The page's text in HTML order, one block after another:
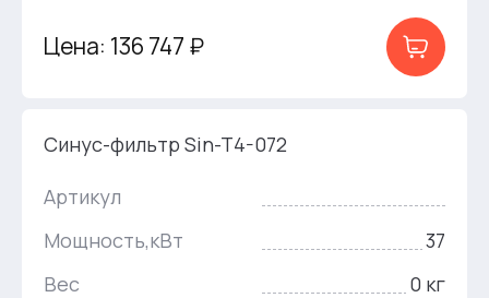
Цена: 136 747 ₽
Синус-фильтр Sin-T4-072
Артикул
Мощность,кВт
37
Вес
0 кг